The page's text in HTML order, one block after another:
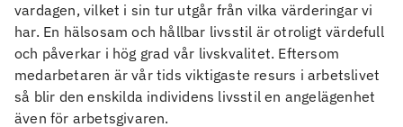
vardagen, vilket i sin tur utgår från vilka värderingar vi
har. En hälsosam och hållbar livsstil är otroligt värdefull
och påverkar i hög grad vår livskvalitet. Eftersom
medarbetaren är vår tids viktigaste resurs i arbetslivet
så blir den enskilda individens livsstil en angelägenhet
även för arbetsgivaren.